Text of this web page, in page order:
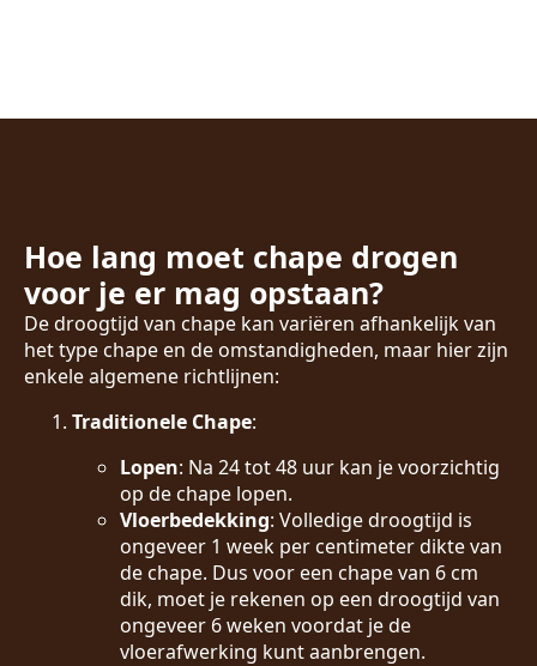
Hoe lang moet chape drogen
voor je er mag opstaan?
De droogtijd van chape kan variëren afhankelijk van
het type chape en de omstandigheden, maar hier zijn
enkele algemene richtlijnen:
Traditionele Chape:
Lopen: Na 24 tot 48 uur kan je voorzichtig
op de chape lopen.
Vloerbedekking: Volledige droogtijd is
ongeveer 1 week per centimeter dikte van
de chape. Dus voor een chape van 6 cm
dik, moet je rekenen op een droogtijd van
ongeveer 6 weken voordat je de
vloerafwerking kunt aanbrengen.